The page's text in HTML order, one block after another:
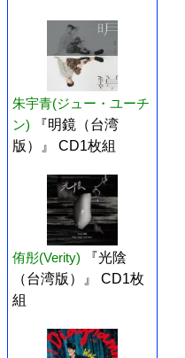
朱宇青(ジュー・ユーチ
ン)
『明鏡（台湾
版）』 CD1枚組
侑彤(Verity)
『光陰
（台湾版）』 CD1枚
組